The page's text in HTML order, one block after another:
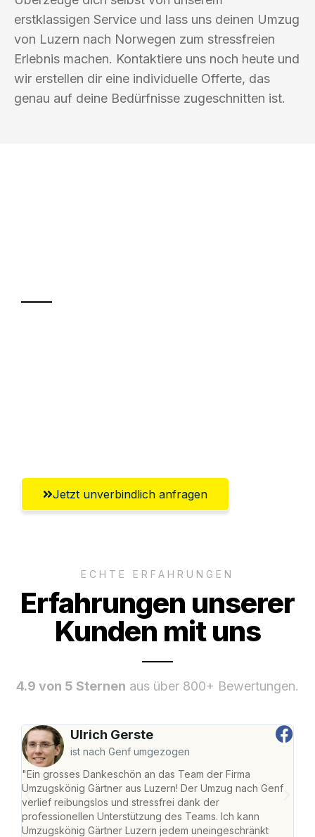
erstklassigen Service und lass uns deinen Umzug
von Luzern nach Norwegen zum stressfreien
Erlebnis machen. Kontaktiere uns noch heute und
wir erstellen dir eine individuelle Offerte, das
genau auf deine Bedürfnisse zugeschnitten ist.
Jetzt unverbindlich anfragen
ECHTE ERFAHRUNGEN
Erfahrungen unserer
Kunden mit uns
4.9 von 5 Sternen aus über 800+ Bewertungen.
Ulrich Gerste
ist nach Genf umgezogen
"Ein grosses Dankeschön an das Team der Firma
Umzugskönig Gärtner aus Luzern! Der Umzug nach Genf
verlief reibungslos und stressfrei dank der
professionellen Unterstützung des Teams. Ich kann
Umzugskönig Gärtner Luzern jedem uneingeschränkt